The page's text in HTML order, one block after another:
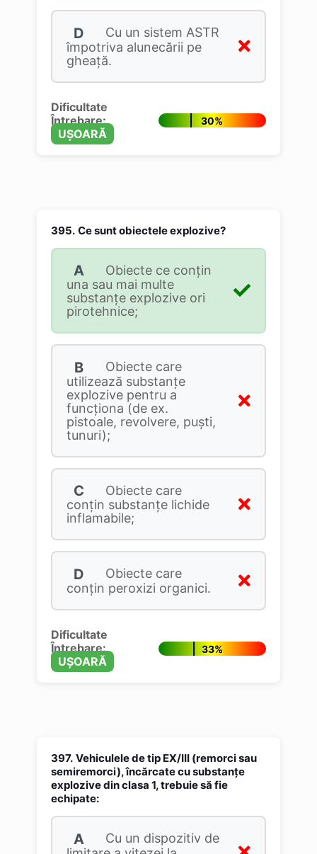
D
Cu un sistem ASTR
împotriva alunecării pe
gheaţă.
Dificultate
Întrebare:
UȘOARĂ
30%
395. Ce sunt obiectele explozive?
A
Obiecte ce conţin
una sau mai multe
substanţe explozive ori
pirotehnice;
B
Obiecte care
utilizează substanțe
explozive pentru a
funcționa (de ex.
pistoale, revolvere, puști,
tunuri);
C
Obiecte care
conţin substanţe lichide
inflamabile;
D
Obiecte care
conţin peroxizi organici.
Dificultate
Întrebare:
UȘOARĂ
33%
397. Vehiculele de tip EX/III (remorci sau
semiremorci), încărcate cu substanţe
explozive din clasa 1, trebuie să fie
echipate:
A
Cu un dispozitiv de